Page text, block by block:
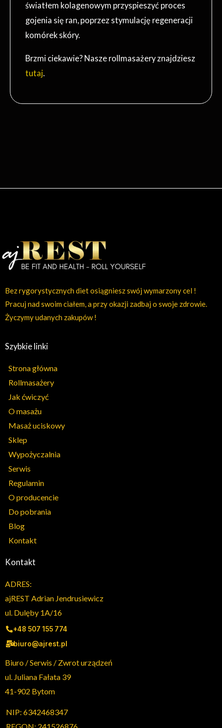
światłem kolagenowym przyspieszyć proces
gojenia się ran, poprzez stymulację regeneracji
komórek skóry.
Brzmi ciekawie? Nasze rollmasażery znajdziesz
tutaj
Bez rygorystycznych diet osiągniesz swój wymarzony cel !
Pracuj nad swoim ciałem, a przy okazji zadbaj o swoje zdrowie.
Życzymy udanych zakupów !
Szybkie linki
Strona główna
Rollmasażery
Jak ćwiczyć
O masażu
Masaż uciskowy
Sklep
Wypożyczalnia
Serwis
Regulamin
O producencie
Do pobrania
Blog
Kontakt
Kontakt
ADRES:
ajREST Adrian Jendrusiewicz
ul. Dulęby 1A/16
+48 507 155 774
biuro@ajrest.pl
Biuro / Serwis / Zwrot urządzeń
ul. Juliana Fałata 39
41-902 Bytom
NIP: 6342468347